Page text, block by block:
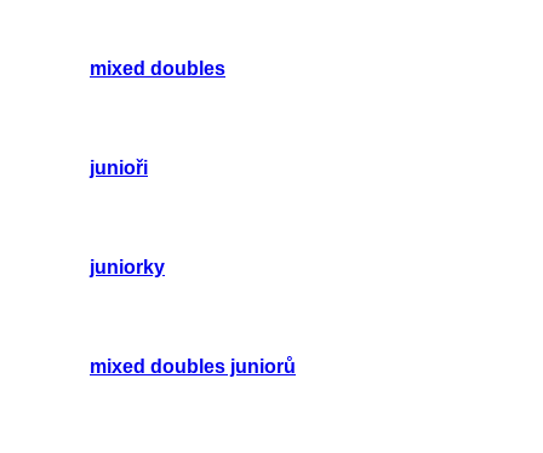
mixed doubles
junioři
juniorky
mixed doubles juniorů